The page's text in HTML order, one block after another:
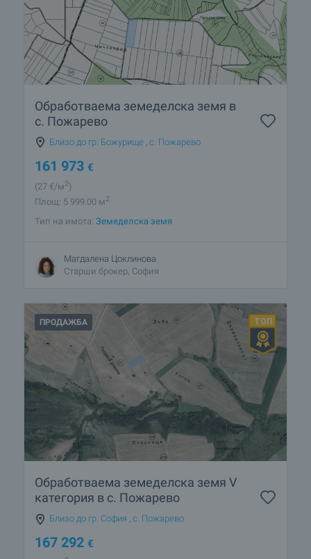
Обработваема земеделска земя в
с. Пожарево
Близо до гр. Божурище с. Пожарево
161 973 €
(27 €/м2)
Площ: 5 999.00 м2
Тип на имота: Земеделска земя
Магдалена Цоклинова
Старши брокер, София
ПРОДАЖБА
Обработваема земеделска земя V
категория в с. Пожарево
Близо до гр. София , с. Пожарево
167 292 €